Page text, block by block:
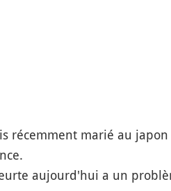
récemment marié au
aujourd'hui a un